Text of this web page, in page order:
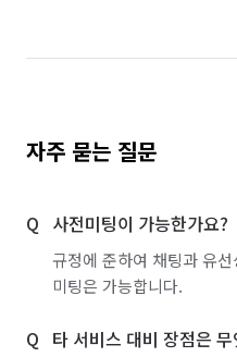
자주 묻는 질문
사전미팅이 가능한가요?
규정에 준하여 채팅과 유
미팅은 가능합니다.
타 서비스 대비 장점은